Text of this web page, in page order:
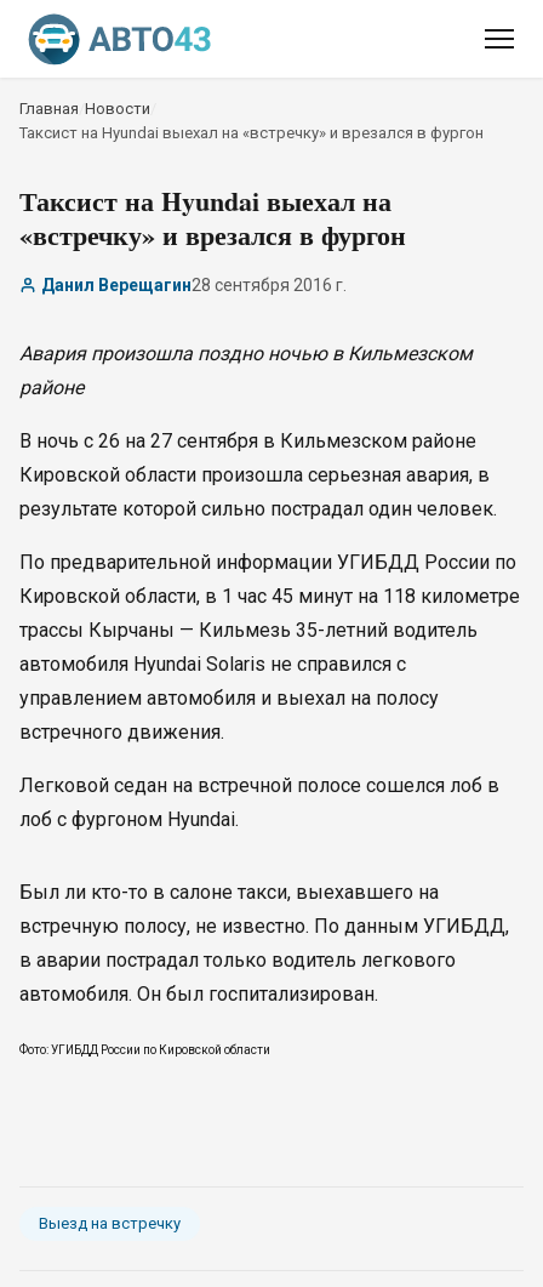
Главная Новости
Таксист на Hyundai выехал на «встречку» и врезался в фургон
Таксист на Hyundai выехал на
«встречку» и врезался в фургон
Данил Верещагин28 сентября 2016 г.
Авария произошла поздно ночью в Кильмезском
районе
В ночь с 26 на 27 сентября в Кильмезском районе
Кировской области произошла серьезная авария, в
результате которой сильно пострадал один человек.
По предварительной информации УГИБДД России по
Кировской области, в 1 час 45 минут на 118 километре
трассы Кырчаны — Кильмезь 35-летний водитель
автомобиля Hyundai Solaris не справился с
управлением автомобиля и выехал на полосу
встречного движения.
Легковой седан на встречной полосе сошелся лоб в
лоб с фургоном Hyundai.
Был ли кто-то в салоне такси, выехавшего на
встречную полосу, не известно. По данным УГИБДД,
в аварии пострадал только водитель легкового
автомобиля. Он был госпитализирован.
Фото: УГИБДД России по Кировской области
Выезд на встречку